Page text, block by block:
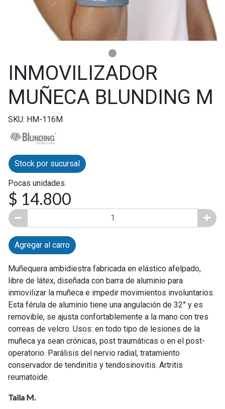
INMOVILIZADOR
MUÑECA BLUNDING M
SKU: HM-116M
Stock por sucursal
Pocas unidades.
$ 14.800
Agregar al carro
Muñequera ambidiestra fabricada en elástico afelpado,
libre de látex, diseñada con barra de aluminio para
inmovilizar la muñeca e impedir movimientos involuntarios.
Esta férula de aluminio tiene una angulación de 32° y es
removible, se ajusta confortablemente a la mano con tres
correas de velcro. Usos: en todo tipo de lesiones de la
muñeca ya sean crónicas, post traumáticas o en el post-
operatorio. Parálisis del nervio radial, tratamiento
conservador de tendinitis y tendosinovitis. Artritis
reumatoide.
Talla M.